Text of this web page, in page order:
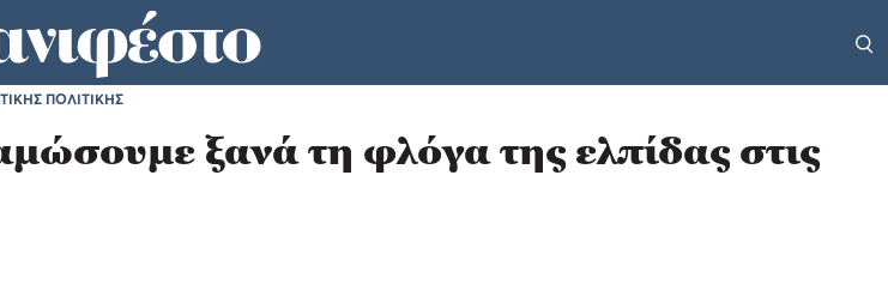
ΠΟΛΙΤΙΚΗΣ
ξανά τη φλόγα της ελπίδας στις